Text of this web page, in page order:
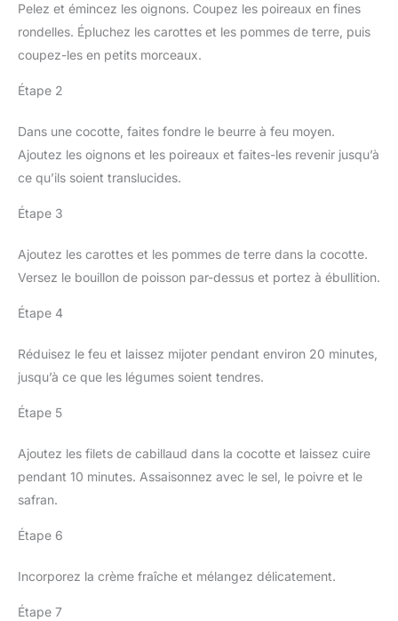
Pelez et émincez les oignons. Coupez les poireaux en fines
rondelles. Épluchez les carottes et les pommes de terre, puis
coupez-les en petits morceaux.
Étape 2
Dans une cocotte, faites fondre le beurre à feu moyen.
Ajoutez les oignons et les poireaux et faites-les revenir jusqu’à
ce qu’ils soient translucides.
Étape 3
Ajoutez les carottes et les pommes de terre dans la cocotte.
Versez le bouillon de poisson par-dessus et portez à ébullition.
Étape 4
Réduisez le feu et laissez mijoter pendant environ 20 minutes,
jusqu’à ce que les légumes soient tendres.
Étape 5
Ajoutez les filets de cabillaud dans la cocotte et laissez cuire
pendant 10 minutes. Assaisonnez avec le sel, le poivre et le
safran.
Étape 6
Incorporez la crème fraîche et mélangez délicatement.
Étape 7